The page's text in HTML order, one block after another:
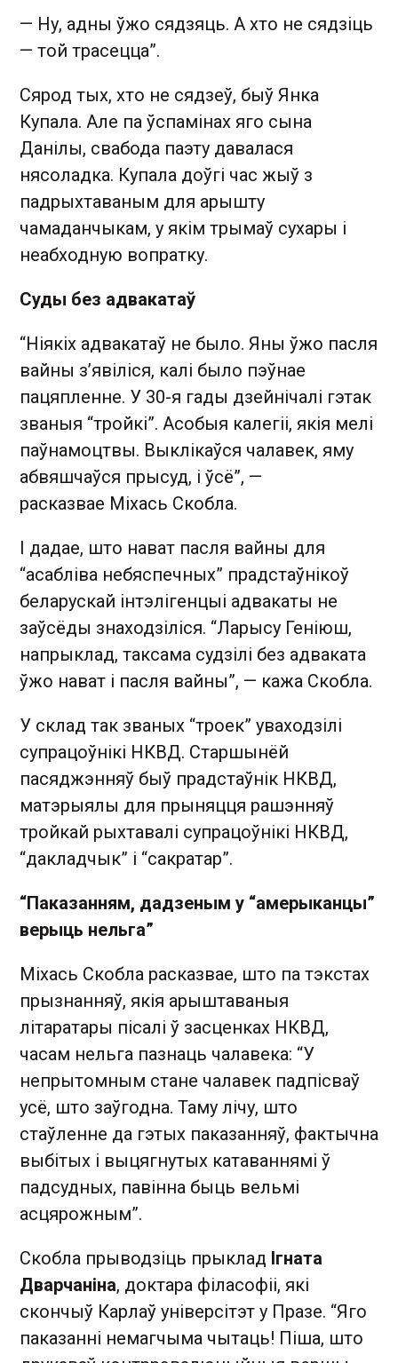
— Ну, адны ўжо сядзяць. А хто не сядзіць
— той трасецца”.
Сярод тых, хто не сядзеў, быў Янка
Купала. Але па ўспамінах яго сына
Данілы, свабода паэту давалася
нясоладка. Купала доўгі час жыў з
падрыхтаваным для арышту
чамаданчыкам, у якім трымаў сухары і
неабходную вопратку.
Суды без адвакатаў
“Ніякіх адвакатаў не было. Яны ўжо пасля
вайны з’явіліся, калі было пэўнае
пацяпленне. У 30-я гады дзейнічалі гэтак
званыя “тройкі”. Асобыя калегіі, якія мелі
паўнамоцтвы. Выклікаўся чалавек, яму
абвяшчаўся прысуд, і ўсё”, —
расказвае Міхась Скобла.
І дадае, што нават пасля вайны для
“асабліва небяспечных” прадстаўнікоў
беларускай інтэлігенцыі адвакаты не
заўсёды знаходзіліся. “Ларысу Геніюш,
напрыклад, таксама судзілі без адваката
ўжо нават і пасля вайны”, — кажа Скобла.
У склад так званых “троек” уваходзілі
супрацоўнікі НКВД. Старшынёй
пасяджэнняў быў прадстаўнік НКВД,
матэрыялы для прыняцця рашэнняў
тройкай рыхтавалі супрацоўнікі НКВД,
“дакладчык” і “сакратар”.
“Паказанням, дадзеным у “амерыканцы”
верыць нельга”
Міхась Скобла расказвае, што па тэкстах
прызнанняў, якія арыштаваныя
літаратары пісалі ў засценках НКВД,
часам нельга пазнаць чалавека: “У
непрытомным стане чалавек падпісваў
усё, што заўгодна. Таму лічу, што
стаўленне да гэтых паказанняў, фактычна
выбітых і выцягнутых катаваннямі ў
падсудных, павінна быць вельмі
асцярожным”.
Скобла прыводзіць прыклад Ігната
Дварчаніна, доктара філасофіі, які
скончыў Карлаў універсітэт у Празе. “Яго
паказанні немагчыма чытаць! Піша, што